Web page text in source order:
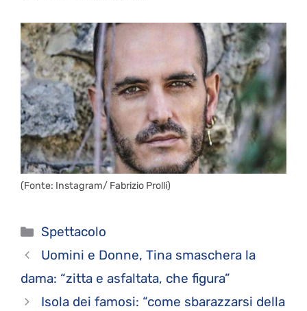
(Fonte: Instagram/ Fabrizio Prolli)
Categorie
Spettacolo
Uomini e Donne, Tina smaschera la
dama: “zitta e asfaltata, che figura”
Isola dei famosi: “come sbarazzarsi della